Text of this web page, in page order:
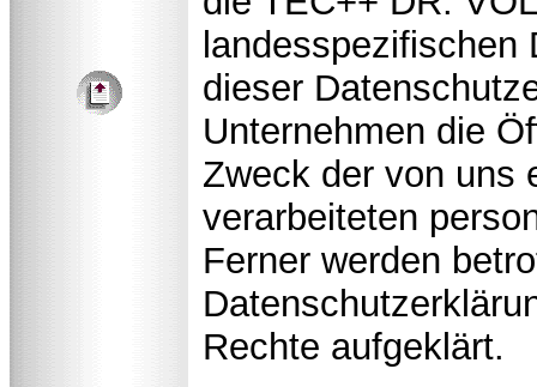
dieser
Unternehmen die
Zweck der von uns
verarbeiteten
Ferner werden
Rechte aufgeklärt.